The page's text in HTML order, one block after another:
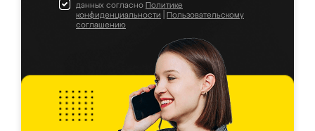
данных согласно Политике
конфиденциальности
Пользовательскому
соглашению